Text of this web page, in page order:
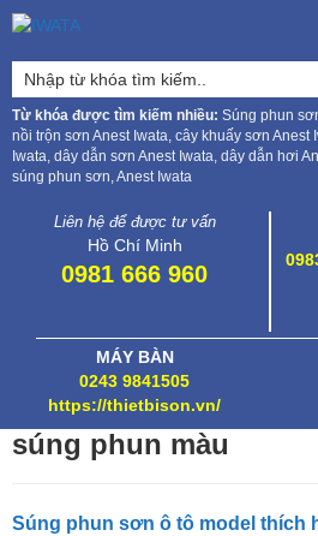
Từ khóa được tìm kiếm nhiều: Súng phun
nồi trộn sơn Anest Iwata, cây khuấy sơn Anest
Iwata, dây dẫn sơn Anest Iwata, dây dẫn hơi
súng phun sơn, Anest Iwata
Liên hệ để được tư vấn
Hồ Chí Minh
0981 666 960
MÁY BÀN
0243 9841505
https://thietbison.vn/
súng phun màu
Súng phun sơn ô tô model thích